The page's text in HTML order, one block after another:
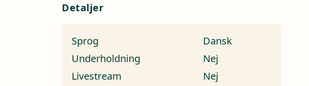
Detaljer
Sprog
Dansk
Underholdning
Nej
Livestream
Nej